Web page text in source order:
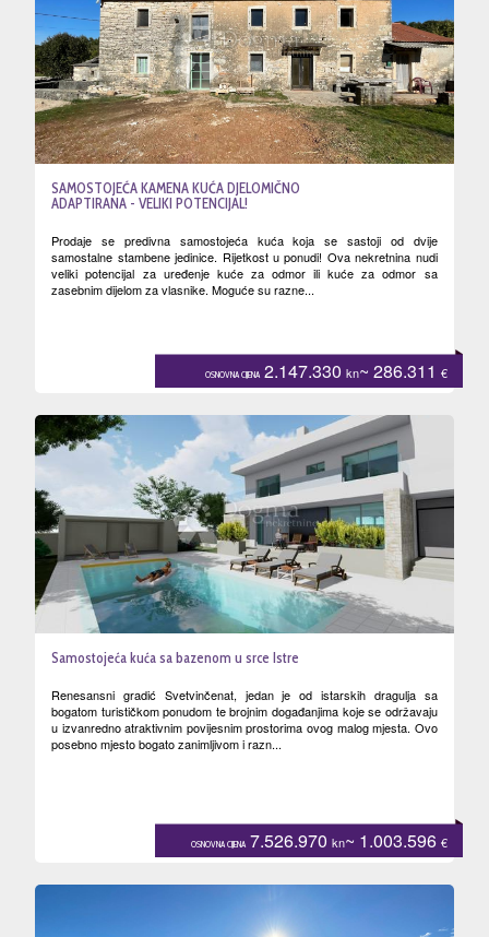
SAMOSTOJEĆA KAMENA KUĆA DJELOMIČNO
ADAPTIRANA - VELIKI POTENCIJAL!
Prodaje se predivna samostojeća kuća koja se sastoji od dvije
samostalne stambene jedinice. Rijetkost u ponudi! Ova nekretnina nudi
veliki potencijal za uređenje kuće za odmor ili kuće za odmor sa
zasebnim dijelom za vlasnike. Moguće su razne...
OSNOVNA CIJENA 2.147.330 kn~ 286.311 €
Samostojeća kuća sa bazenom u srce Istre
Renesansni gradić Svetvinčenat, jedan je od istarskih dragulja sa
bogatom turističkom ponudom te brojnim događanjima koje se održavaju
u izvanredno atraktivnim povijesnim prostorima ovog malog mjesta. Ovo
posebno mjesto bogato zanimljivom i razn...
OSNOVNA CIJENA 7.526.970 kn~ 1.003.596 €